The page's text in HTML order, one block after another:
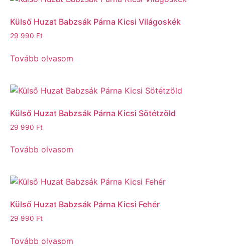
Külső Huzat Babzsák Párna Kicsi Világoskék
29 990 Ft
Tovább olvasom
Külső Huzat Babzsák Párna Kicsi Sötétzöld
29 990 Ft
Tovább olvasom
Külső Huzat Babzsák Párna Kicsi Fehér
29 990 Ft
Tovább olvasom